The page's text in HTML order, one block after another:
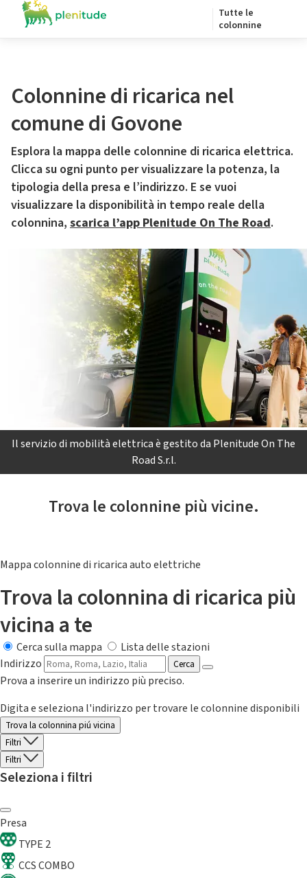
Tutte le
colonnine
Colonnine di ricarica nel
comune di Govone
Esplora la mappa delle colonnine di ricarica elettrica.
Clicca su ogni punto per visualizzare la potenza, la
tipologia della presa e l’indirizzo. E se vuoi
visualizzare la disponibilità in tempo reale della
colonnina, scarica l’app Plenitude On The Road.
Il servizio di mobilità elettrica è gestito da Plenitude On The
Road S.r.l.
Trova le colonnine più vicine.
Mappa colonnine di ricarica auto elettriche
Trova la colonnina di ricarica più
vicina a te
Cerca sulla mappa
Lista delle stazioni
Indirizzo
Cerca
Prova a inserire un indirizzo più preciso.
Digita e seleziona l'indirizzo per trovare le colonnine disponibili
Trova la colonnina piú vicina
Filtri
Filtri
Seleziona i filtri
Presa
TYPE 2
CCS COMBO